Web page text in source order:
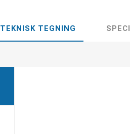
TEKNISK TEGNING